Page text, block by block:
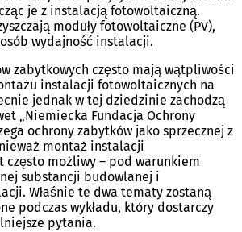
je z instalacją fotowoltaiczną.
moduły fotowoltaiczne (PV),
wydajność instalacji.
zabytkowych często mają wątpliwości
instalacji fotowoltaicznych na
jednak w tej dziedzinie zachodzą
„Niemiecka Fundacja Ochrony
ochrony zabytków jako sprzecznej z
montaż instalacji
często możliwy – pod warunkiem
substancji budowlanej i
Właśnie te dwa tematy zostaną
podczas wykładu, który dostarczy
pytania.